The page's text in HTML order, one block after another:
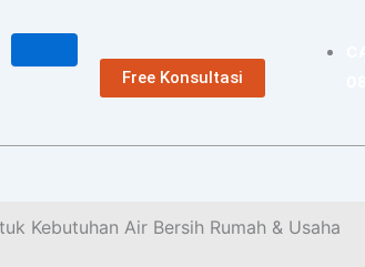
Free Konsultasi
Kebutuhan Air Bersih Rumah & Usaha